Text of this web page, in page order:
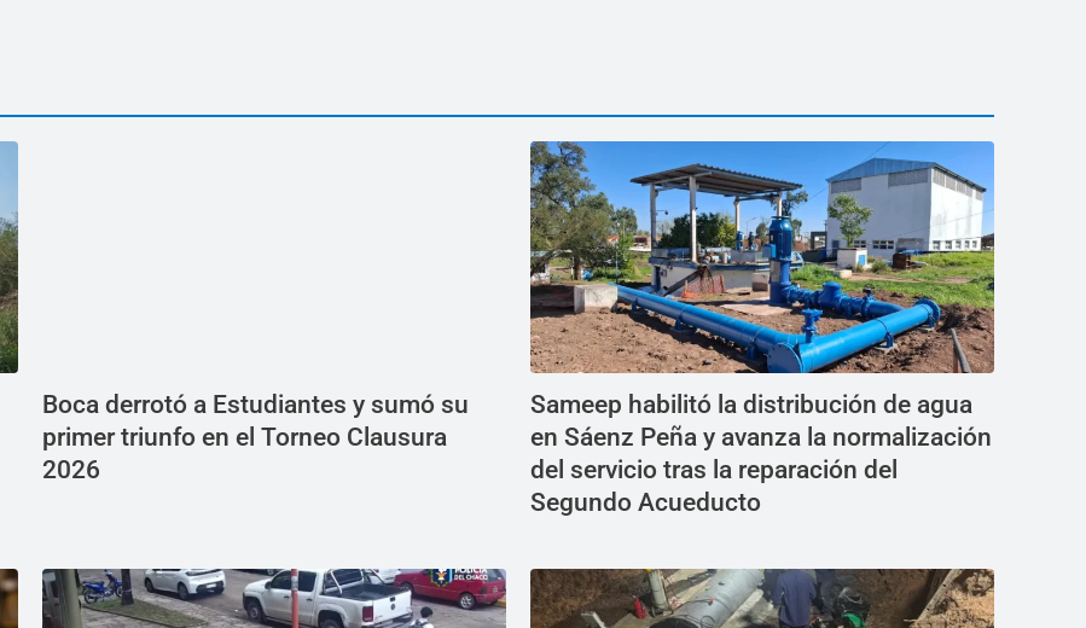
Boca derrotó a Estudiantes y sumó su
primer triunfo en el Torneo Clausura
2026
Sameep habilitó la distribución de agua
en Sáenz Peña y avanza la normalización
del servicio tras la reparación del
Segundo Acueducto